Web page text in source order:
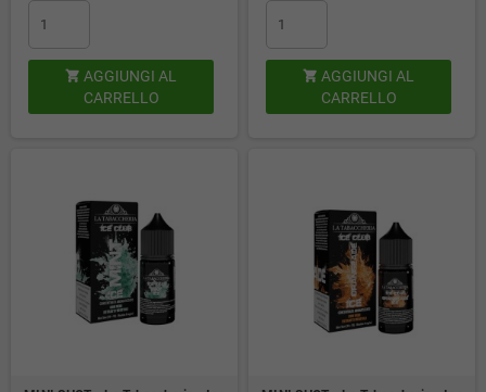
 AGGIUNGI AL
CARRELLO
 AGGIUNGI AL
CARRELLO